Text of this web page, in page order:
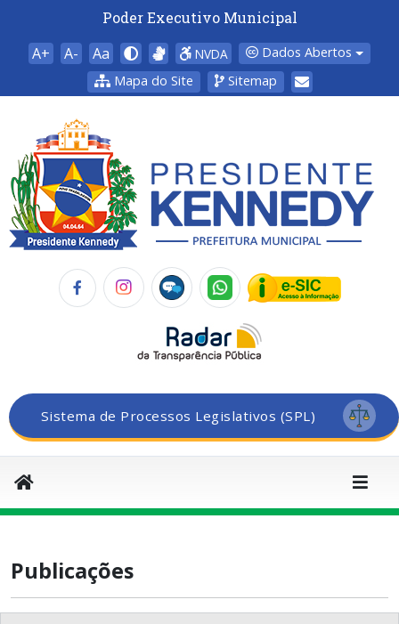
Poder Executivo Municipal
A+ A- Aa NVDA
Dados Abertos
Mapa do Site
Sitemap
Sistema de Processos Legislativos (SPL)
Publicações